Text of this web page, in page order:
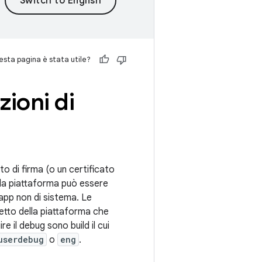
pagina è stata utile?
di
di firma (o un certificato
piattaforma può essere
non di sistema. Le
della piattaforma che
il debug sono build il cui
o eng .